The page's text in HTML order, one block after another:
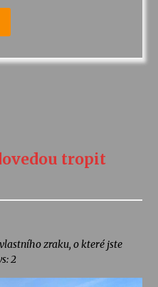
tropit
zraku, o které jste
2